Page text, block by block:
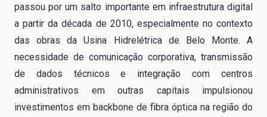
passou por um salto importante em infraestrutura digital
a partir da década de 2010, especialmente no contexto
das obras da Usina Hidrelétrica de Belo Monte. A
necessidade de comunicação corporativa, transmissão
de dados técnicos e integração com centros
administrativos em outras capitais impulsionou
investimentos em backbone de fibra óptica na região do